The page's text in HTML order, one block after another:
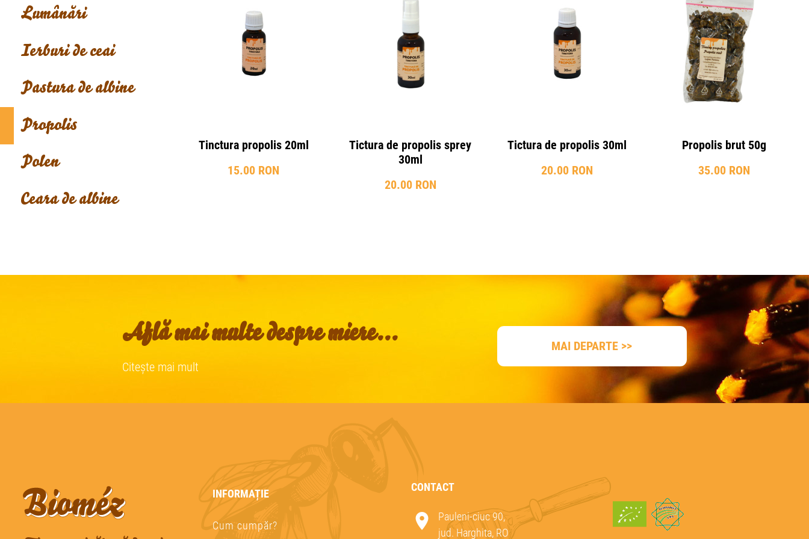
Lumânări
Ierburi de ceai
Pastura de albine
Propolis
Polen
Ceara de albine
Tinctura propolis 20ml
15.00 RON
Tictura de propolis sprey
30ml
20.00 RON
Tictura de propolis 30ml
20.00 RON
Propolis brut 50g
35.00 RON
Află mai multe despre miere...
Citește mai mult
MAI DEPARTE >>
INFORMAȚIE
Cum cumpăr?
CONTACT
Pauleni-ciuc 90,
jud. Harghita, RO